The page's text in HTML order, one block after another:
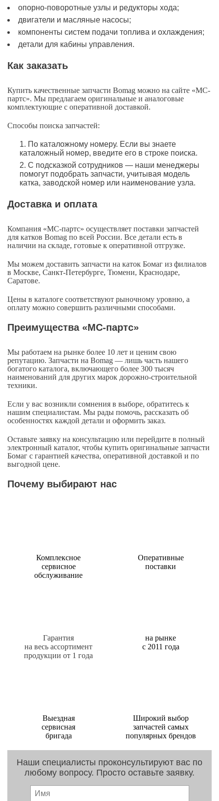
опорно-поворотные узлы и редукторы хода;
двигатели и масляные насосы;
компоненты систем подачи топлива и охлаждения;
детали для кабины управления.
Как заказать
Купить качественные запчасти Bomag можно на сайте «МС-
партс». Мы предлагаем оригинальные и аналоговые
комплектующие с оперативной доставкой.
Способы поиска запчастей:
По каталожному номеру. Если вы знаете
каталожный номер, введите его в строке поиска.
С подсказкой сотрудников — наши менеджеры
помогут подобрать запчасти, учитывая модель
катка, заводской номер или наименование узла.
Доставка и оплата
Компания «МС-партс» осуществляет поставки запчастей
для катков Bomag по всей России. Все детали есть в
наличии на складе, готовые к оперативной отгрузке.
Мы можем доставить запчасти на каток Бомаг из филиалов
в Москве, Санкт-Петербурге, Тюмени, Краснодаре,
Саратове.
Цены в каталоге соответствуют рыночному уровню, а
оплату можно совершить различными способами.
Преимущества «МС-партс»
Мы работаем на рынке более 10 лет и ценим свою
репутацию. Запчасти на Bomag — лишь часть нашего
богатого каталога, включающего более 300 тысяч
наименований для других марок дорожно-строительной
техники.
Если у вас возникли сомнения в выборе, обратитесь к
нашим специалистам. Мы рады помочь, рассказать об
особенностях каждой детали и оформить заказ.
Оставьте заявку на консультацию или перейдите в полный
электронный каталог, чтобы купить оригинальные запчасти
Бомаг с гарантией качества, оперативной доставкой и по
выгодной цене.
Почему выбирают нас
Комплексное
сервисное
обслуживание
Оперативные
поставки
Гарантия
на весь ассортимент
продукции от 1 года
на рынке
с 2011 года
Выездная
сервисная
бригада
Широкий выбор
запчастей самых
популярных брендов
Наши специалисты проконсультируют вас по
любому вопросу. Просто оставьте заявку.